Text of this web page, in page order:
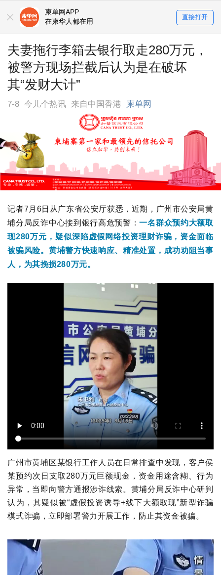
柬单网APP
在柬华人都在用
直接打开
夫妻拖行李箱去银行取走280万元，
被警方现场拦截后认为是在破坏
其“发财大计”
7-8 今儿个热讯 来自中国香港 柬单网
记者7月6日从广东省公安厅获悉，近期，广州市公安局黄
埔分局反诈中心接到银行高危预警：一名群众预约大额取
现280万元，疑似深陷虚假网络投资理财诈骗，资金面临
被骗风险。黄埔警方快速响应、精准处置，成功劝阻当事
人，为其挽损280万元。
广州市黄埔区某银行工作人员在日常排查中发现，客户侯
某预约次日支取280万元巨额现金，资金用途含糊、行为
异常，当即向警方通报涉诈线索。黄埔分局反诈中心研判
认为，其疑似被“虚假投资诱导+线下大额取现”新型诈骗
模式诈骗，立即部署警力开展工作，防止其资金被骗。